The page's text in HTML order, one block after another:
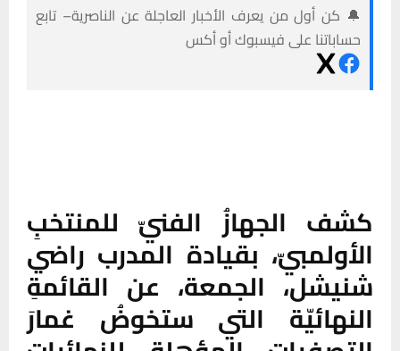
🔔 كن أول من يعرف الأخبار العاجلة عن الناصرية– تابع
حساباتنا على فيسبوك أو أكس
كشف الجهازُ الفنيّ للمنتخبِ
الأولمبيّ، بقيادة المدرب راضي
شنيشل، الجمعة، عن القائمةِ
النهائيّة التي ستخوضُ غمارَ